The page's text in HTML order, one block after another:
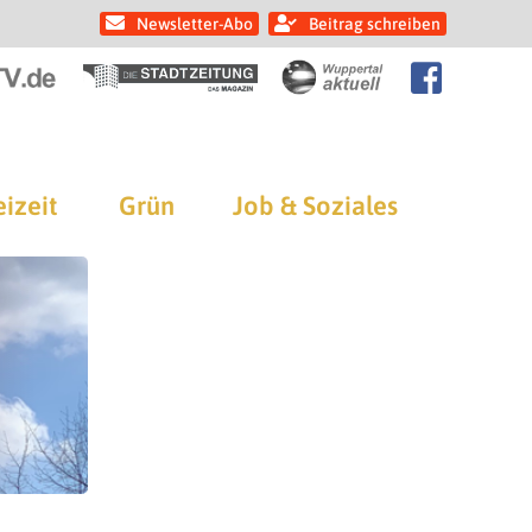
Newsletter-Abo Beitrag schreiben
Grün Job & Soziales